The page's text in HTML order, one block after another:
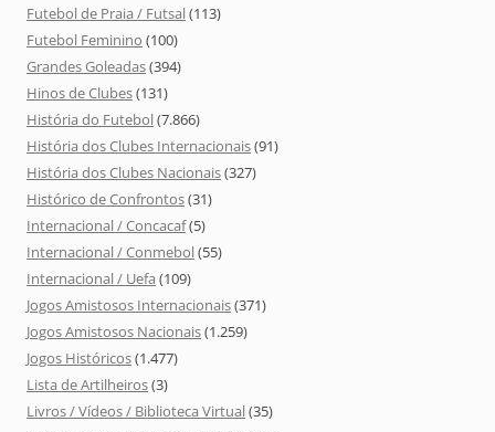
Futebol de Praia / Futsal(113)
Futebol Feminino (100)
Grandes Goleadas(394)
Hinos de Clubes(131)
História do Futebol(7.866)
História dos Clubes Internacionais(91)
História dos Clubes Nacionais(327)
Histórico de Confrontos(31)
Internacional / Concacaf(5)
Internacional / Conmebol(55)
Internacional / Uefa (109)
Jogos Amistosos Internacionais(371)
Jogos Amistosos Nacionais(1.259)
Jogos Históricos(1.477)
Lista de Artilheiros(3)
Livros / Vídeos / Biblioteca Virtual(35)